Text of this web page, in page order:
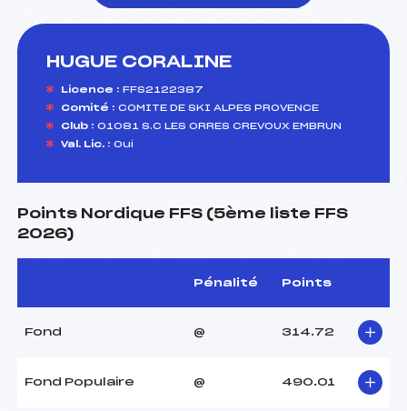
HUGUE CORALINE
Licence : FFS2122387
Comité : COMITE DE SKI ALPES PROVENCE
Club : 01081 S.C LES ORRES CREVOUX EMBRUN
Val. Lic. : Oui
Points Nordique FFS (5ème liste FFS
2026)
Pénalité Points
Fond @ 314.72
Fond Populaire @ 490.01